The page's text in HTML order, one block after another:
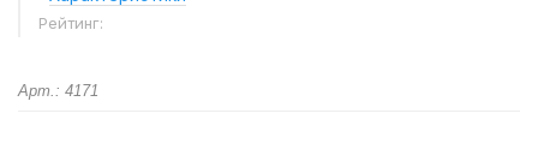
Рейтинг:
Арт.: 4171